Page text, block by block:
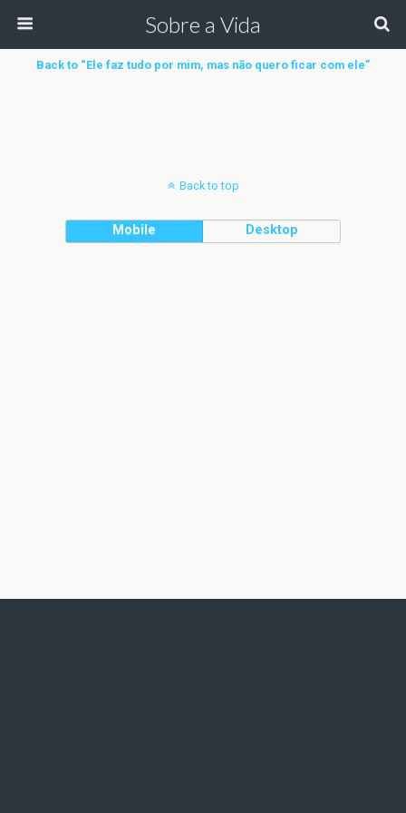
Sobre a Vida
Back to “Ele faz tudo por mim, mas não quero ficar com ele”
Back to top
Mobile Desktop